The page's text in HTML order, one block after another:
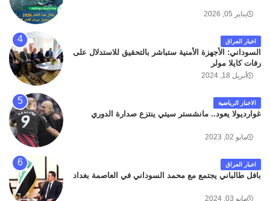
يناير 05, 2026
اخبار العراق
السوداني: الأجهزة الأمنية ستباشر بالتحقيق للاستدلال على
رفات كايلا مولر
أبريل 18, 2024
الاخبار الرياضية
غوارديولا يعود.. مانشستر سيتي ينتزع صدارة الدوري
مايو 02, 2023
اخبار العراق
بافل طالباني يجتمع مع محمد السوداني في العاصمة بغداد
مايو 03, 2024